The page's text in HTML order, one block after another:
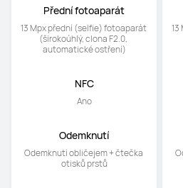
Přední fotoaparát
13 Mpx přední (selfie) fotoaparát
(širokoúhlý, clona F2.0,
automatické ostření)
NFC
Ano
Odemknutí
Odemknutí obličejem + čtečka
otisků prstů